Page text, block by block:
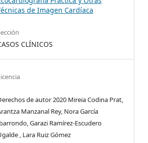
de Imagen Cardíaca
CLÍNICOS
de autor 2020 Mireia Codina Prat,
Manzanal Rey, Nora García
Garazi Ramírez-Escudero
, Lara Ruiz Gómez